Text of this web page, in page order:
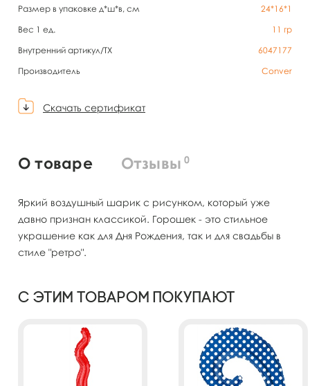
Размер в упаковке д*ш*в, см
24*16*1
Вес 1 ед.
11 гр
Внутренний артикул/TX
6047177
Производитель
Conver
Скачать сертификат
О товаре Отзывы 0
Яркий воздушный шарик с рисунком, который уже
давно признан классикой. Горошек - это стильное
украшение как для Дня Рождения, так и для свадьбы в
стиле "ретро".
С этим товаром покупают